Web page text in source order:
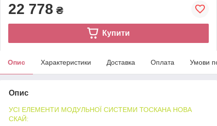
22 778 ₴
Купити
Опис Характеристики Доставка Оплата Умови
Опис
УСІ ЕЛЕМЕНТИ МОДУЛЬНОЇ СИСТЕМИ ТОСКАНА НОВА
СКАЙ: